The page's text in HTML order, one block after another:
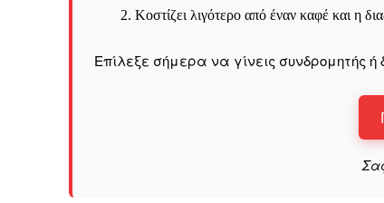
Κοστίζει λιγότερο από έναν καφέ και η
Επίλεξε σήμερα να γίνεις συνδρομητής ή